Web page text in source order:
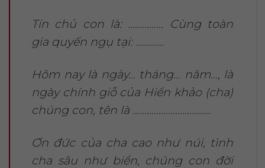
Tín chủ con là: …………… Cùng toàn
gia quyến ngụ tại: …………
Hôm nay là ngày… tháng… năm…, là
ngày chính giỗ của Hiển khảo (cha)
chúng con, tên là ……………………………
Ơn đức của cha cao như núi, tình
cha sâu như biển, chúng con đời